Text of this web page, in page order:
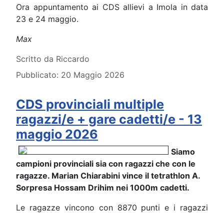
Ora appuntamento ai CDS allievi a Imola in data
23 e 24 maggio.
Max
Dettagli
Scritto da Riccardo
Pubblicato: 20 Maggio 2026
CDS provinciali multiple
ragazzi/e + gare cadetti/e - 13
maggio 2026
Siamo
campioni provinciali sia con ragazzi che con le
ragazze. Marian Chiarabini vince il tetrathlon A.
Sorpresa Hossam Drihim nei 1000m cadetti.
Le ragazze vincono con 8870 punti e i ragazzi